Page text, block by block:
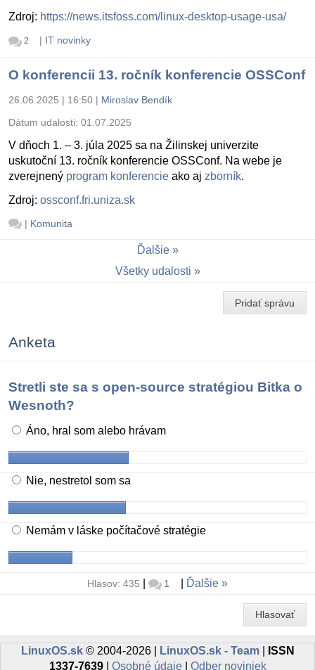
Zdroj: https://news.itsfoss.com/linux-desktop-usage-usa/
2 | IT novinky
O konferencii 13. ročník konferencie OSSConf
26.06.2025 | 16:50 | Miroslav Bendík
Dátum udalosti: 01.07.2025
V dňoch 1. – 3. júla 2025 sa na Žilinskej univerzite
uskutoční 13. ročník konferencie OSSConf. Na webe je
zverejnený program konferencie ako aj zborník.
Zdroj: ossconf.fri.uniza.sk
| Komunita
Ďalšie
Všetky udalosti
Pridať správu
Anketa
Stretli ste sa s open-source stratégiou Bitka o
Wesnoth?
Áno, hral som alebo hrávam
Nie, nestretol som sa
Nemám v láske počítačové stratégie
Hlasov: 435 1 Ďalšie
Hlasovať
LinuxOS.sk© 2004-2026 | LinuxOS.sk - Team|
ISSN
1337-7639| Osobné údaje| Odber noviniek